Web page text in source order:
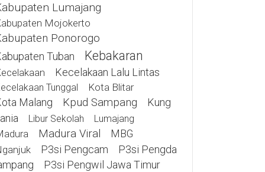
Lumajang
Mojokerto
Ponorogo
Tuban Kebakaran
Kecelakaan Lalu Lintas
Tunggal Kota Blitar
Malang Kpud Sampang
Kung
Libur Sekolah Lumajang
Madura Viral MBG
P3si Pengcam
P3si Pengda
P3si Pengwil Jawa Timur